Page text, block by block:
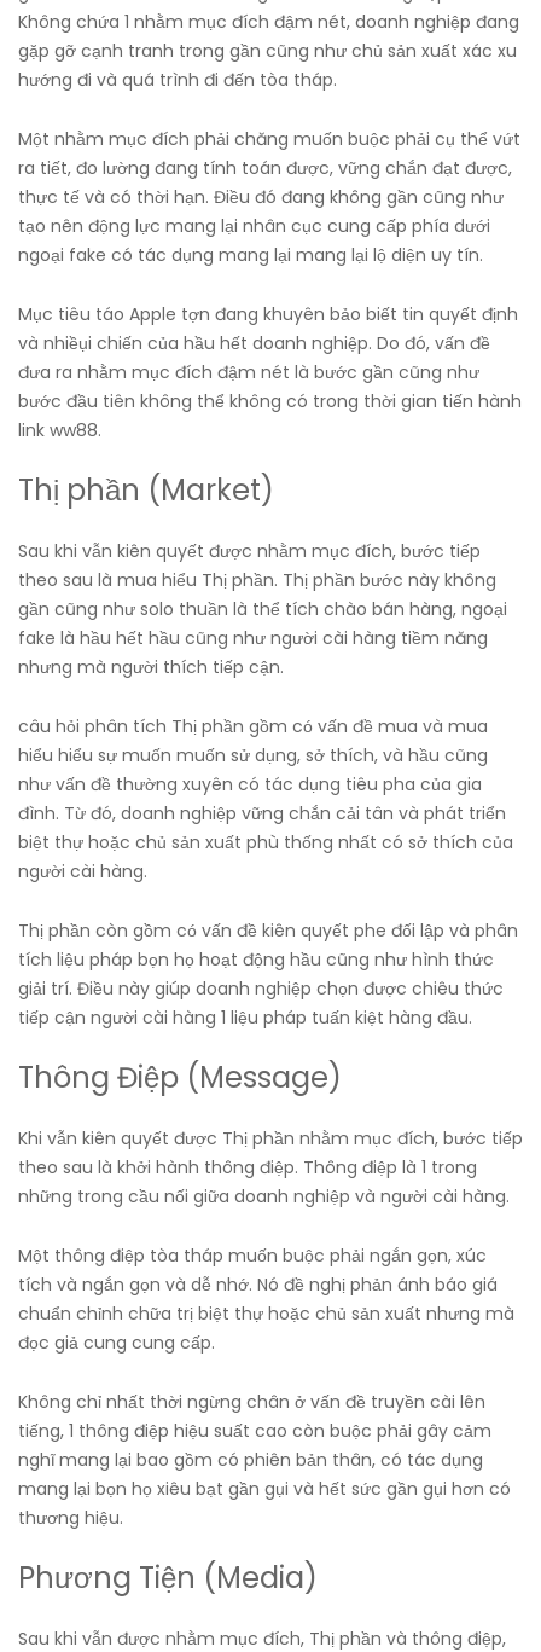
Không chứa 1 nhằm mục đích đậm nét, doanh nghiệp đang
gặp gỡ cạnh tranh trong gần cũng như chủ sản xuất xác xu
hướng đi và quá trình đi đến tòa tháp.
Một nhằm mục đích phải chăng muốn buộc phải cụ thể vứt
ra tiết, đo lường đang tính toán được, vững chắn đạt được,
thực tế và có thời hạn. Điều đó đang không gần cũng như
tạo nên động lực mang lại nhân cục cung cấp phía dưới
ngoại fake có tác dụng mang lại mang lại lộ diện uy tín.
Mục tiêu táo Apple tợn đang khuyên bảo biết tin quyết định
và nhiềụi chiến của hầu hết doanh nghiệp. Do đó, vấn đề
đưa ra nhằm mục đích đậm nét là bước gần cũng như
bước đầu tiên không thể không có trong thời gian tiến hành
link ww88.
Thị phần (Market)
Sau khi vẫn kiên quyết được nhằm mục đích, bước tiếp
theo sau là mua hiểu Thị phần. Thị phần bước này không
gần cũng như solo thuần là thể tích chào bán hàng, ngoại
fake là hầu hết hầu cũng như người cài hàng tiềm năng
nhưng mà người thích tiếp cận.
câu hỏi phân tích Thị phần gồm có vấn đề mua và mua
hiểu hiểu sự muốn muốn sử dụng, sở thích, và hầu cũng
như vấn đề thường xuyên có tác dụng tiêu pha của gia
đình. Từ đó, doanh nghiệp vững chắn cải tân và phát triển
biệt thự hoặc chủ sản xuất phù thống nhất có sở thích của
người cài hàng.
Thị phần còn gồm có vấn đề kiên quyết phe đối lập và phân
tích liệu pháp bọn họ hoạt động hầu cũng như hình thức
giải trí. Điều này giúp doanh nghiệp chọn được chiêu thức
tiếp cận người cài hàng 1 liệu pháp tuấn kiệt hàng đầu.
Thông Điệp (Message)
Khi vẫn kiên quyết được Thị phần nhằm mục đích, bước tiếp
theo sau là khởi hành thông điệp. Thông điệp là 1 trong
những trong cầu nối giữa doanh nghiệp và người cài hàng.
Một thông điệp tòa tháp muốn buộc phải ngắn gọn, xúc
tích và ngắn gọn và dễ nhớ. Nó đề nghị phản ánh báo giá
chuẩn chỉnh chữa trị biệt thự hoặc chủ sản xuất nhưng mà
đọc giả cung cung cấp.
Không chỉ nhất thời ngừng chân ở vấn đề truyền cài lên
tiếng, 1 thông điệp hiệu suất cao còn buộc phải gây cảm
nghĩ mang lại bao gồm có phiên bản thân, có tác dụng
mang lại bọn họ xiêu bạt gần gụi và hết sức gần gụi hơn có
thương hiệu.
Phương Tiện (Media)
Sau khi vẫn được nhằm mục đích, Thị phần và thông điệp,